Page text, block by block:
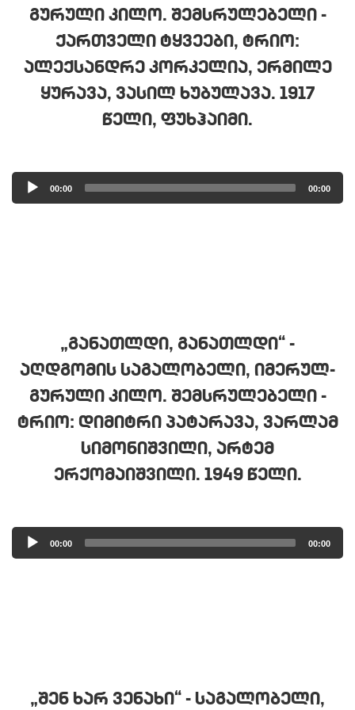
ᲒᲣᲠᲣᲚᲘ ᲙᲘᲚᲝ. ᲨᲔᲛᲡᲠᲣᲚᲔᲑᲔᲚᲘ -
ᲥᲐᲠᲗᲕᲔᲚᲘ ᲢᲧᲕᲔᲔᲑᲘ, ᲢᲠᲘᲝ:
ᲐᲚᲔᲥᲡᲐᲜᲓᲠᲔ ᲙᲝᲠᲙᲔᲚᲘᲐ, ᲔᲠᲛᲘᲚᲔ
ᲧᲣᲠᲐᲕᲐ, ᲕᲐᲡᲘᲚ ᲮᲣᲑᲣᲚᲐᲕᲐ. 1917
ᲬᲔᲚᲘ, ᲤᲣᲮᲰᲐᲘᲛᲘ.
Audio
Player
00:00 00:00
„ᲒᲐᲜᲐᲗᲚᲓᲘ, ᲒᲐᲜᲐᲗᲚᲓᲘ“ -
ᲐᲦᲓᲒᲝᲛᲘᲡ ᲡᲐᲒᲐᲚᲝᲑᲔᲚᲘ, ᲘᲛᲔᲠᲣᲚ-
ᲒᲣᲠᲣᲚᲘ ᲙᲘᲚᲝ. ᲨᲔᲛᲡᲠᲣᲚᲔᲑᲔᲚᲘ -
ᲢᲠᲘᲝ: ᲓᲘᲛᲘᲢᲠᲘ ᲞᲐᲢᲐᲠᲐᲕᲐ, ᲕᲐᲠᲚᲐᲛ
ᲡᲘᲛᲝᲜᲘᲨᲕᲘᲚᲘ, ᲐᲠᲢᲔᲛ
ᲔᲠᲥᲝᲛᲐᲘᲨᲕᲘᲚᲘ. 1949 ᲬᲔᲚᲘ.
Audio
Player
00:00 00:00
„ᲨᲔᲜ ᲮᲐᲠ ᲕᲔᲜᲐᲮᲘ“ - ᲡᲐᲒᲐᲚᲝᲑᲔᲚᲘ,